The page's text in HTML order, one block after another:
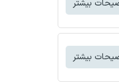
بیشتر
بیشتر